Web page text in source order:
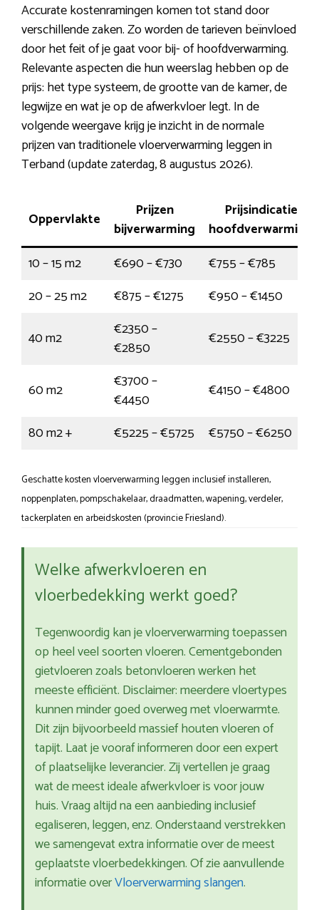
Accurate kostenramingen komen tot stand door
verschillende zaken. Zo worden de tarieven beïnvloed
door het feit of je gaat voor bij- of hoofdverwarming.
Relevante aspecten die hun weerslag hebben op de
prijs: het type systeem, de grootte van de kamer, de
legwijze en wat je op de afwerkvloer legt. In de
volgende weergave krijg je inzicht in de normale
prijzen van traditionele vloerverwarming leggen in
Terband (update zaterdag, 8 augustus 2026).
Oppervlakte
Prijzen
bijverwarming
Prijsindicatie
hoofdverwarming
10 – 15 m2
€690 – €730
€755 – €785
20 – 25 m2
€875 – €1275
€950 – €1450
40 m2
€2350 –
€2850
€2550 – €3225
60 m2
€3700 –
€4450
€4150 – €4800
80 m2 +
€5225 – €5725 €5750 – €6250
Geschatte kosten vloerverwarming leggen inclusief installeren,
noppenplaten, pompschakelaar, draadmatten, wapening, verdeler,
tackerplaten en arbeidskosten (provincie Friesland).
Welke afwerkvloeren en
vloerbedekking werkt goed?
Tegenwoordig kan je vloerverwarming toepassen
op heel veel soorten vloeren. Cementgebonden
gietvloeren zoals betonvloeren werken het
meeste efficiënt. Disclaimer: meerdere vloertypes
kunnen minder goed overweg met vloerwarmte.
Dit zijn bijvoorbeeld massief houten vloeren of
tapijt. Laat je vooraf informeren door een expert
of plaatselijke leverancier. Zij vertellen je graag
wat de meest ideale afwerkvloer is voor jouw
huis. Vraag altijd na een aanbieding inclusief
egaliseren, leggen, enz. Onderstaand verstrekken
we samengevat extra informatie over de meest
geplaatste vloerbedekkingen. Of zie aanvullende
informatie overVloerverwarming slangen.